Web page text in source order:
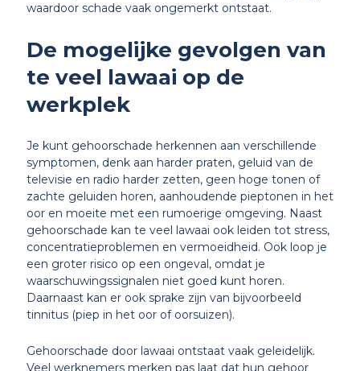
waardoor schade vaak ongemerkt ontstaat.
De mogelijke gevolgen van
te veel lawaai op de
werkplek
Je kunt gehoorschade herkennen aan verschillende
symptomen, denk aan harder praten, geluid van de
televisie en radio harder zetten, geen hoge tonen of
zachte geluiden horen, aanhoudende pieptonen in het
oor en moeite met een rumoerige omgeving. Naast
gehoorschade kan te veel lawaai ook leiden tot stress,
concentratieproblemen en vermoeidheid. Ook loop je
een groter risico op een ongeval, omdat je
waarschuwingssignalen niet goed kunt horen.
Daarnaast kan er ook sprake zijn van bijvoorbeeld
tinnitus (piep in het oor of oorsuizen).
Gehoorschade door lawaai ontstaat vaak geleidelijk.
Veel werknemers merken pas laat dat hun gehoor